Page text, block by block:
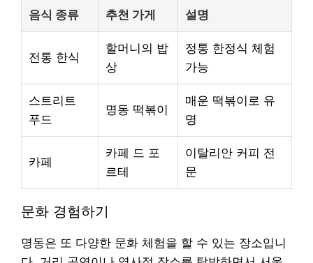
음식 종류 추천 가게 설명
전통 한식
할머니의 밥
상
정통 한정식 체험
가능
스트리트
푸드
명동 떡볶이
매운 떡볶이로 유
명
카페
카페 드 포
르테
이탈리안 커피 전
문
문화 경험하기
명동은 또 다양한 문화 체험을 할 수 있는 장소입니